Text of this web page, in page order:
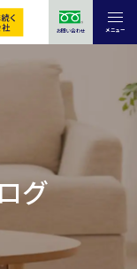
お問い合わせ メニュー
グ